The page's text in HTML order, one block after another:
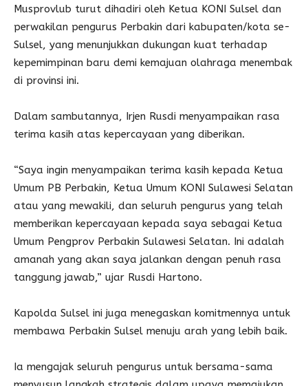
Musprovlub turut dihadiri oleh Ketua KONI Sulsel dan
perwakilan pengurus Perbakin dari kabupaten/kota se-
Sulsel, yang menunjukkan dukungan kuat terhadap
kepemimpinan baru demi kemajuan olahraga menembak
di provinsi ini.
Dalam sambutannya, Irjen Rusdi menyampaikan rasa
terima kasih atas kepercayaan yang diberikan.
“Saya ingin menyampaikan terima kasih kepada Ketua
Umum PB Perbakin, Ketua Umum KONI Sulawesi Selatan
atau yang mewakili, dan seluruh pengurus yang telah
memberikan kepercayaan kepada saya sebagai Ketua
Umum Pengprov Perbakin Sulawesi Selatan. Ini adalah
amanah yang akan saya jalankan dengan penuh rasa
tanggung jawab,” ujar Rusdi Hartono.
Kapolda Sulsel ini juga menegaskan komitmennya untuk
membawa Perbakin Sulsel menuju arah yang lebih baik.
Ia mengajak seluruh pengurus untuk bersama-sama